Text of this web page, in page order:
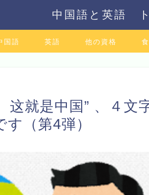
中国語と英語
国語 英語 他の資格
就是中国” 、４文
（第4弾）